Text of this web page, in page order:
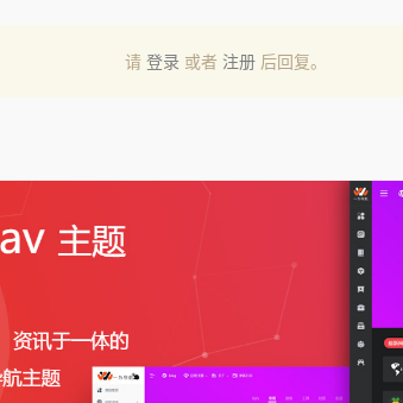
请 登录 或者 注册 后回复。